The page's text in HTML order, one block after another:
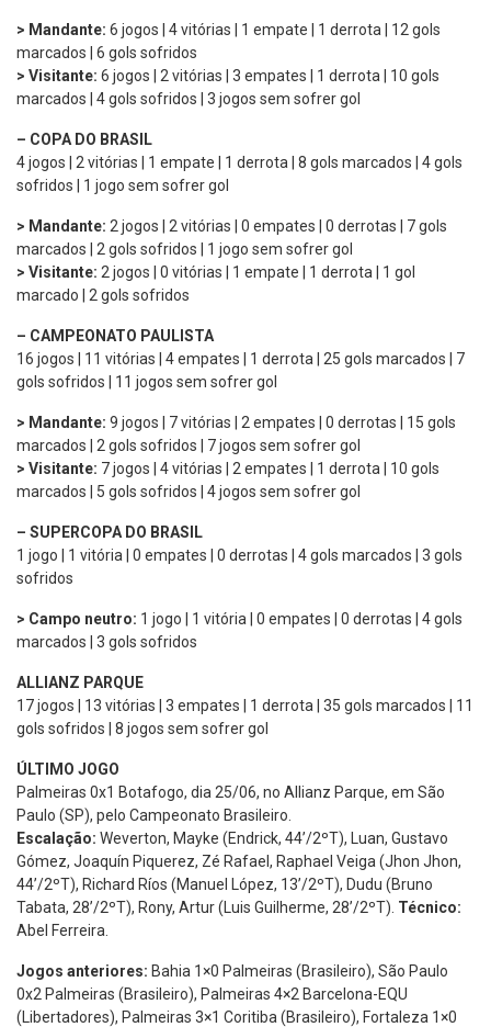
> Mandante: 6 jogos | 4 vitórias | 1 empate | 1 derrota | 12 gols
marcados | 6 gols sofridos
> Visitante: 6 jogos | 2 vitórias | 3 empates | 1 derrota | 10 gols
marcados | 4 gols sofridos | 3 jogos sem sofrer gol
– COPA DO BRASIL
4 jogos | 2 vitórias | 1 empate | 1 derrota | 8 gols marcados | 4 gols
sofridos | 1 jogo sem sofrer gol
> Mandante: 2 jogos | 2 vitórias | 0 empates | 0 derrotas | 7 gols
marcados | 2 gols sofridos | 1 jogo sem sofrer gol
> Visitante: 2 jogos | 0 vitórias | 1 empate | 1 derrota | 1 gol
marcado | 2 gols sofridos
– CAMPEONATO PAULISTA
16 jogos | 11 vitórias | 4 empates | 1 derrota | 25 gols marcados | 7
gols sofridos | 11 jogos sem sofrer gol
> Mandante: 9 jogos | 7 vitórias | 2 empates | 0 derrotas | 15 gols
marcados | 2 gols sofridos | 7 jogos sem sofrer gol
> Visitante: 7 jogos | 4 vitórias | 2 empates | 1 derrota | 10 gols
marcados | 5 gols sofridos | 4 jogos sem sofrer gol
– SUPERCOPA DO BRASIL
1 jogo | 1 vitória | 0 empates | 0 derrotas | 4 gols marcados | 3 gols
sofridos
> Campo neutro: 1 jogo | 1 vitória | 0 empates | 0 derrotas | 4 gols
marcados | 3 gols sofridos
ALLIANZ PARQUE
17 jogos | 13 vitórias | 3 empates | 1 derrota | 35 gols marcados | 11
gols sofridos | 8 jogos sem sofrer gol
ÚLTIMO JOGO
Palmeiras 0x1 Botafogo, dia 25/06, no Allianz Parque, em São
Paulo (SP), pelo Campeonato Brasileiro.
Escalação: Weverton, Mayke (Endrick, 44’/2ºT), Luan, Gustavo
Gómez, Joaquín Piquerez, Zé Rafael, Raphael Veiga (Jhon Jhon,
44’/2ºT), Richard Ríos (Manuel López, 13’/2ºT), Dudu (Bruno
Tabata, 28’/2ºT), Rony, Artur (Luis Guilherme, 28’/2ºT). Técnico:
Abel Ferreira.
Jogos anteriores: Bahia 1×0 Palmeiras (Brasileiro), São Paulo
0x2 Palmeiras (Brasileiro), Palmeiras 4×2 Barcelona-EQU
(Libertadores), Palmeiras 3×1 Coritiba (Brasileiro), Fortaleza 1×0